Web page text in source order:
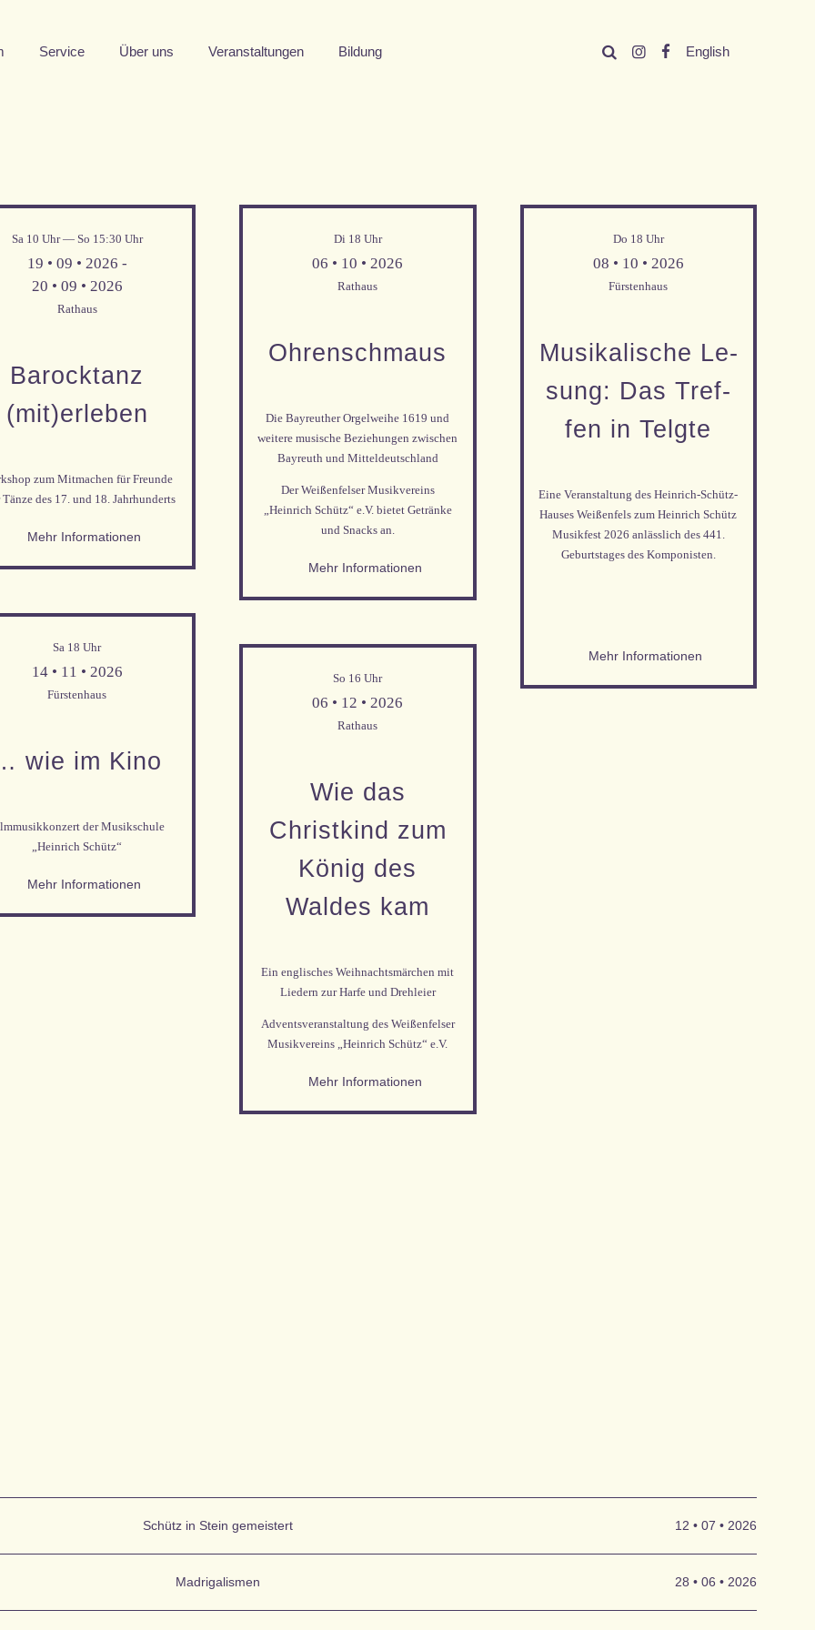
Service Über uns Veranstaltungen Bildung English
Sa 10 Uhr — So 15:30 Uhr
19 • 09 • 2026 -
20 • 09 • 2026
Rathaus
Barock­tanz
(mit)erleben
zum Mitmachen für Freunde
des 17. und 18. Jahrhunderts
Mehr Informationen
Mehr Informationen
Di 18 Uhr
06 • 10 • 2026
Rathaus
Ohren­schmaus
Die Bayreuther Orgelweihe 1619 und
weitere musische Beziehungen zwischen
Bayreuth und Mitteldeutschland
Der Weißenfelser Musikvereins
„Heinrich Schütz“ e.V. bietet Getränke
und Snacks an.
Mehr Informationen
Mehr Informationen
Do 18 Uhr
08 • 10 • 2026
Fürstenhaus
Musika­lische Le­
sung: Das Tref­
fen in Telgte
Eine Veranstaltung des Heinrich-Schütz-
Hauses Weißenfels zum Heinrich Schütz
Musikfest 2026 anlässlich des 441.
Geburtstages des Komponisten.
Mehr Informationen
Mehr Informationen
Sa 18 Uhr
14 • 11 • 2026
Fürstenhaus
wie im Kino
der Musikschule
„Heinrich Schütz“
Mehr Informationen
Mehr Informationen
So 16 Uhr
06 • 12 • 2026
Rathaus
Wie das
Christkind zum
König des
Waldes kam
Ein englisches Weihnachtsmärchen mit
Liedern zur Harfe und Drehleier
Adventsveranstaltung des Weißenfelser
Musikvereins „Heinrich Schütz“ e.V.
Mehr Informationen
Mehr Informationen
Schütz in Stein gemeistert 12 • 07 • 2026
zugeschrieben wird: Im Takt besteht gleichsam die Seele und das Leben aller Musik und
musikalisches Büfett aus aller Welt mit einem Augenzwinkern.
Madrigalismen 28 • 06 • 2026